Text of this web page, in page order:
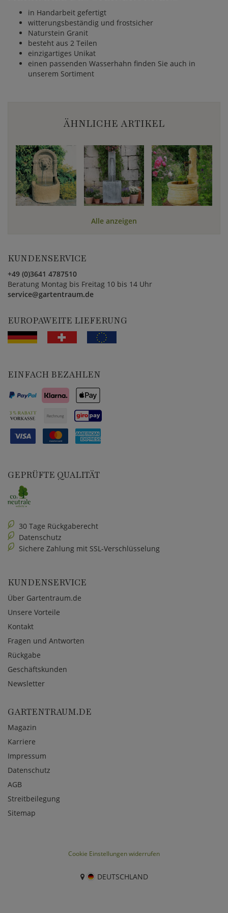
in Handarbeit gefertigt
witterungsbeständig und frostsicher
Naturstein Granit
besteht aus 2 Teilen
einzigartiges Unikat
einen passenden Wasserhahn finden Sie auch in
unserem Sortiment
ÄHNLICHE ARTIKEL
Alle anzeigen
KUNDENSERVICE
+49 (0)3641 4787510
Beratung Montag bis Freitag 10 bis 14 Uhr
service@gartentraum.de
EUROPAWEITE LIEFERUNG
EINFACH BEZAHLEN
GEPRÜFTE QUALITÄT
30 Tage Rückgaberecht
Datenschutz
Sichere Zahlung mit SSL-Verschlüsselung
KUNDENSERVICE
Über Gartentraum.de
Unsere Vorteile
Kontakt
Fragen und Antworten
Rückgabe
Geschäftskunden
Newsletter
GARTENTRAUM.DE
Magazin
Karriere
Impressum
Datenschutz
AGB
Streitbeilegung
Sitemap
Cookie Einstellungen widerrufen
DEUTSCHLAND